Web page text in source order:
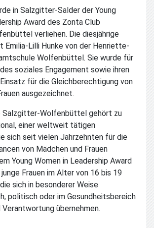
in Salzgitter-Salder der Young
Award des Zonta Club
verliehen. Die diesjährige
Emilia-Lilli Hunke von der Henriette-
Wolfenbüttel. Sie wurde für
soziales Engagement sowie ihren
für die Gleichberechtigung von
ausgezeichnet.
Salzgitter-Wolfenbüttel gehört zu
einer weltweit tätigen
sich seit vielen Jahrzehnten für die
von Mädchen und Frauen
Young Women in Leadership Award
Frauen im Alter von 16 bis 19
sich in besonderer Weise
politisch oder im Gesundheitsbereich
Verantwortung übernehmen.